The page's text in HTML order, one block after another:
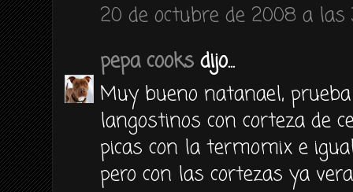
20 de octubre de 2008 a las
pepa cooks dijo...
Muy bueno natanael,
langostinos con corteza de
picas con la termomix e
pero con las cortezas ya